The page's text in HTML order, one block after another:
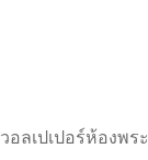
วอลเปเปอร์ห้องพระ